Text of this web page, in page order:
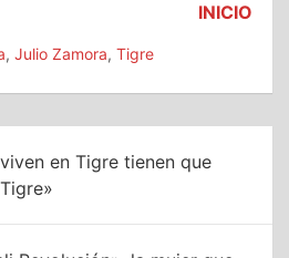
INICIO
, Julio Zamora, Tigre
en Tigre tienen que